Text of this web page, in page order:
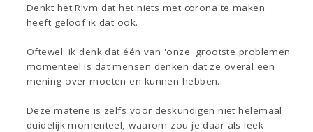
Denkt het Rivm dat het niets met corona te maken
heeft geloof ik dat ook.
Oftewel: ik denk dat één van 'onze' grootste problemen
momenteel is dat mensen denken dat ze overal een
mening over moeten en kunnen hebben.
Deze materie is zelfs voor deskundigen niet helemaal
duidelijk momenteel, waarom zou je daar als leek